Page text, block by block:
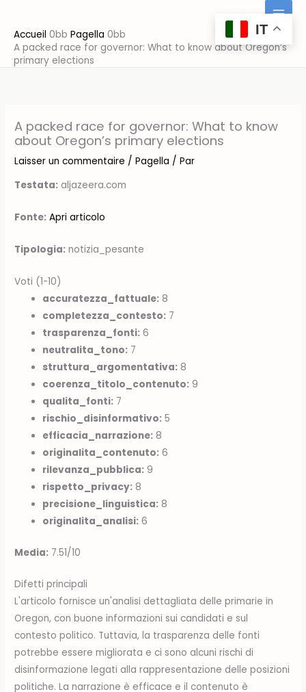
contenu
Accueil
Pagella
A packed race for governor: What to know about Oregon’s
primary elections
A packed race for governor: What to know
about Oregon’s primary elections
Laisser un commentaire /Pagella / Par
Testata: aljazeera.com
Fonte: Apri articolo
Tipologia: notizia_pesante
Voti (1-10)
accuratezza_fattuale: 8
completezza_contesto: 7
trasparenza_fonti: 6
neutralita_tono: 7
struttura_argomentativa: 8
coerenza_titolo_contenuto: 9
qualita_fonti: 7
rischio_disinformativo: 5
efficacia_narrazione: 8
originalita_contenuto: 6
rilevanza_pubblica: 9
rispetto_privacy: 8
precisione_linguistica: 8
originalita_analisi: 6
Media: 7.51/10
Difetti principali
L'articolo fornisce un'analisi dettagliata delle primarie in
Oregon, con buone informazioni sui candidati e sul
contesto politico. Tuttavia, la trasparenza delle fonti
potrebbe essere migliorata e ci sono alcuni rischi di
disinformazione legati alla rappresentazione delle posizioni
politiche. La narrazione è efficace e il contenuto è
IT